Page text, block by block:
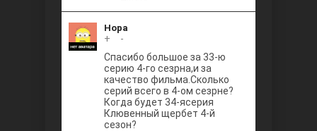
Нора
+
-
Спасибо большое за 33-ю
серию 4-го сезрна,и за
качество фильма.Сколько
серий всего в 4-ом сезрне?
Когда будет 34-ясерия
Клювенный щербет 4-й
сезон?